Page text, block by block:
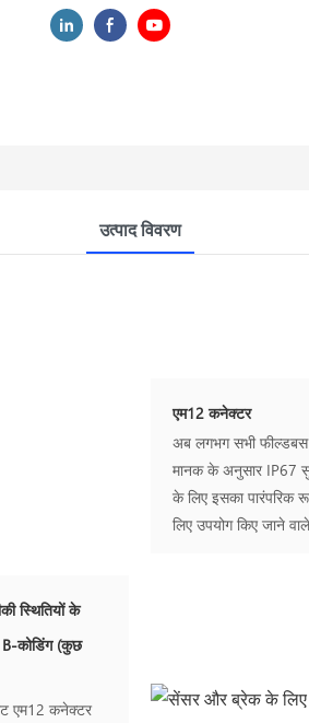
उत्पाद विवरण
एम12 कनेक्टर
अब लगभग सभी
मानक के अनुसार IP67
के लिए इसका पारंपरिक
लिए उपयोग किए जाने
स्थितियों के
कोडिंग (कुछ
एम12 कनेक्टर